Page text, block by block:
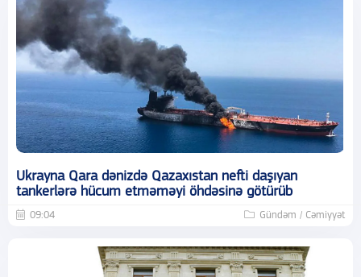
Ukrayna Qara dənizdə Qazaxıstan nefti daşıyan
tankerlərə hücum etməməyi öhdəsinə götürüb
09:04 Gündəm / Cəmiyyət